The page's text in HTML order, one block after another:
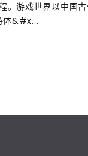
。游戏世界以中国
体&#x...